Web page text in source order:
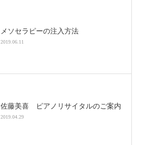
メソセラピーの注入方法
2019.06.11
佐藤美喜 ピアノリサイタルのご案内
2019.04.29